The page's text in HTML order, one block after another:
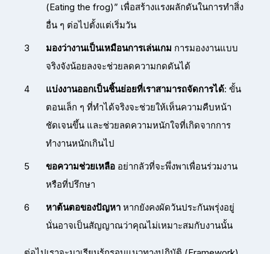
(Eating the frog)” เพื่อสร้างแรงผลักดันในการทำสิ่ง
อื่น ๆ ต่อไปตั้งแต่เริ่มวัน
มองว่างานเป็นเหมือนการเล่นเกม การมองงานแบบ
จริงจังน้อยลงจะช่วยลดความกดดันได้
แบ่งงานออกเป็นชิ้นย่อยที่เราสามารถจัดการได้: ขั้น
ตอนเล็ก ๆ ที่ทำได้จริงจะช่วยให้เห็นความคืบหน้า
ชัดเจนขึ้น และช่วยลดความหนักใจที่เกิดจากการ
ทำงานหนักเกินไป
ขอความช่วยเหลือ อย่ากลัวที่จะพึ่งพาเพื่อนร่วมงาน
หรือที่ปรึกษา
หาต้นตอของปัญหา หากยังคงผัดวันประกันพรุ่งอยู่
นั่นอาจเป็นสัญญาณว่าคุณไม่เหมาะสมกับงานนั้น